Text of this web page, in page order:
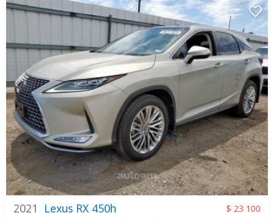
2021 Lexus RX 450h
$ 23 100
favorite_border